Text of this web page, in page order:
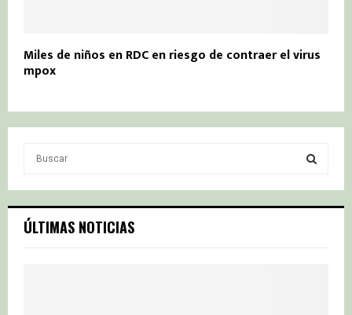
Miles de niños en RDC en riesgo de contraer el virus
mpox
c
h
S
ÚLTIMAS NOTICIAS